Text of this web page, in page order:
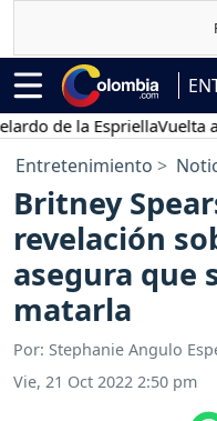
la EspriellaVuelta a
Entretenimiento
Britney
revelación
asegura que
matarla
Por: Stephanie Angulo
Vie, 21 Oct 2022 2:50 pm